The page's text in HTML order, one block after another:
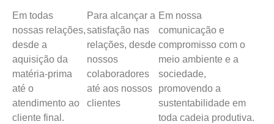
Em todas
nossas relações,
desde a
aquisição da
matéria-prima
até o
atendimento ao
cliente final.
Para alcançar a
satisfação nas
relações, desde
nossos
colaboradores
até aos nossos
clientes
Em nossa
comunicação e
compromisso com o
meio ambiente e a
sociedade,
promovendo a
sustentabilidade em
toda cadeia produtiva.